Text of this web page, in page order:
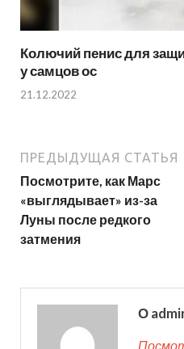
Колючий пенис для
у самцов ос
21.12.2022
ПРЕДЫДУЩАЯ СТАТЬЯ
Посмотрите, как Марс
«выглядывает» из-за
Луны после редкого
затмения
О